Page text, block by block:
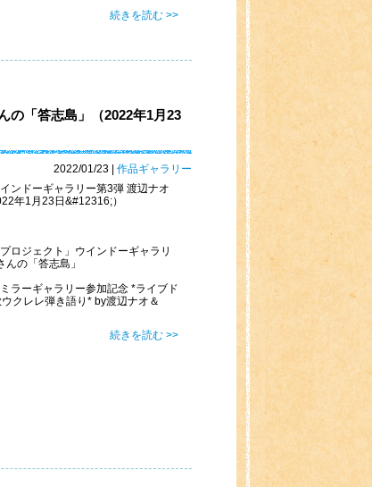
続きを読む >>
の「答志島」（2022年1月23
2022/01/23
作品ギャラリー
ンドーギャラリー第3弾 渡辺ナオ
年1月23日&#12316;）
ロジェクト」ウインドーギャラリ
の「答志島」
ラーギャラリー参加記念 *ライブド
クレレ弾き語り* by渡辺ナオ＆
続きを読む >>